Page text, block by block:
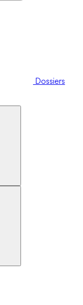
Dossiers